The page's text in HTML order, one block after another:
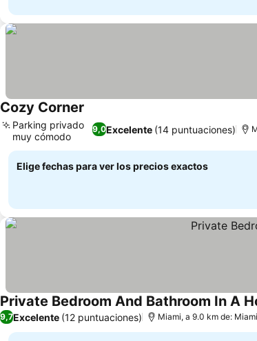
Cozy Corner
9,0Excelente (14 puntuaciones)
Parking privado
muy cómodo
Elige fechas para ver los precios exactos
Private Bedroom And Bathroom In A
9,7Excelente (12 puntuaciones) Miami, a 9.0 km de: